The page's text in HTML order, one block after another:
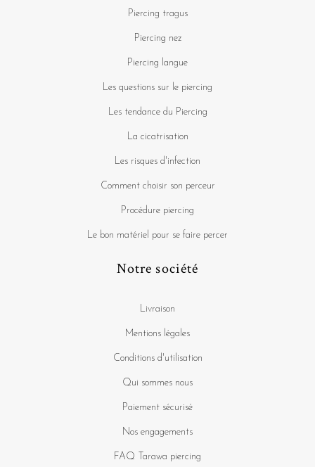
Piercing tragus
Piercing nez
Piercing langue
Les questions sur le piercing
Les tendance du Piercing
La cicatrisation
Les risques d'infection
Comment choisir son perceur
Procédure piercing
Le bon matériel pour se faire percer
Notre société
Livraison
Mentions légales
Conditions d'utilisation
Qui sommes nous
Paiement sécurisé
Nos engagements
FAQ Tarawa piercing